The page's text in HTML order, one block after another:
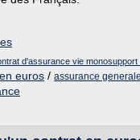
d'assurance vie monosupport
euros / assurance